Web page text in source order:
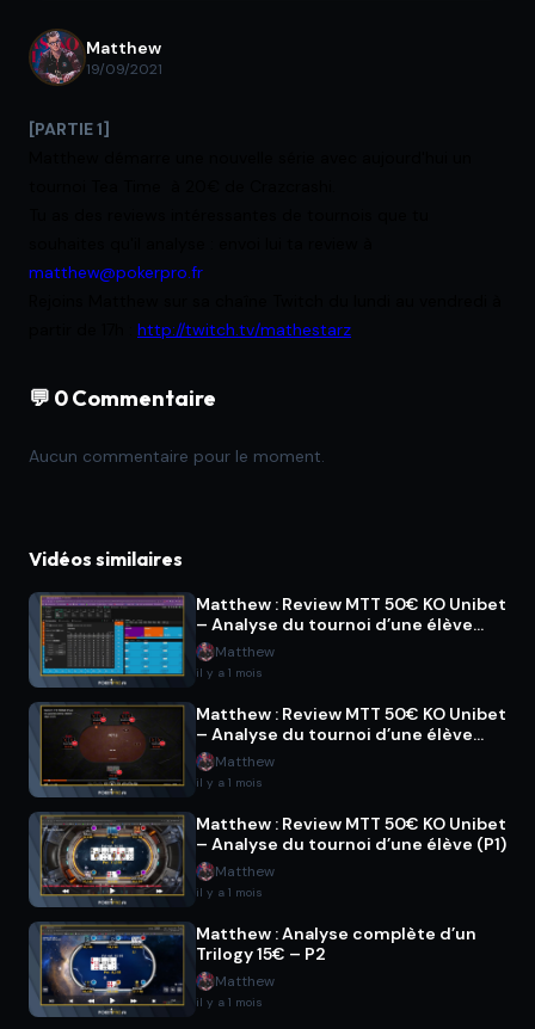
Matthew
19/09/2021
[PARTIE 1]
matthew@pokerpro.fr
http://twitch.tv/mathestarz
💬 0 Commentaire
Aucun commentaire pour le moment.
Vidéos similaires
Matthew : Review MTT 50€ KO Unibet
– Analyse du tournoi d’une élève
(P3)Matthew
il y a 1 mois
Matthew : Review MTT 50€ KO Unibet
– Analyse du tournoi d’une élève
(P2)Matthew
il y a 1 mois
Matthew : Review MTT 50€ KO Unibet
– Analyse du tournoi d’une élève (P1)
Matthew
il y a 1 mois
Matthew : Analyse complète d’un
Trilogy 15€ – P2
Matthew
il y a 1 mois